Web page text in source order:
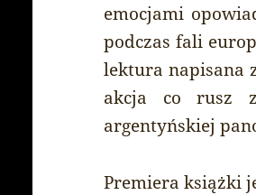
emocjami
podczas fali
lektura napisana
akcja co rusz
argentyńskiej
Premiera książki